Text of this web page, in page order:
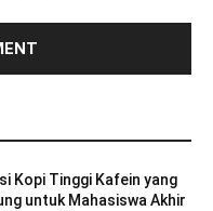
Kopi Tinggi Kafein yang
untuk Mahasiswa Akhir